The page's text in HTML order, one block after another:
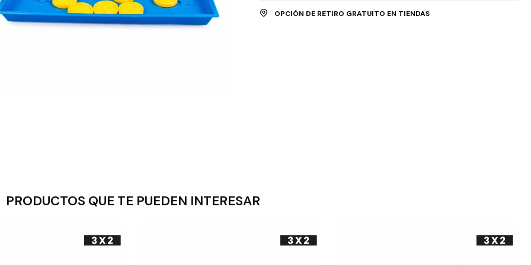
OPCIÓN DE RETIRO GRATUITO EN TIENDAS
PRODUCTOS QUE TE PUEDEN INTERESAR